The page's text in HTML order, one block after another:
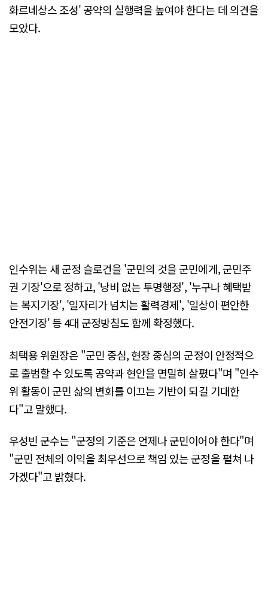
화르네상스 조성' 공약의 실행력을 높여야 한다는 데 의견을
모았다.
인수위는 새 군정 슬로건을 '군민의 것을 군민에게, 군민주
권 기장'으로 정하고, '낭비 없는 투명행정', '누구나 혜택받
는 복지기장', '일자리가 넘치는 활력경제', '일상이 편안한
안전기장' 등 4대 군정방침도 함께 확정했다.
최택용 위원장은 "군민 중심, 현장 중심의 군정이 안정적으
로 출범할 수 있도록 공약과 현안을 면밀히 살폈다"며 "인수
위 활동이 군민 삶의 변화를 이끄는 기반이 되길 기대한
다"고 말했다.
우성빈 군수는 "군정의 기준은 언제나 군민이어야 한다"며
"군민 전체의 이익을 최우선으로 책임 있는 군정을 펼쳐 나
가겠다"고 밝혔다.